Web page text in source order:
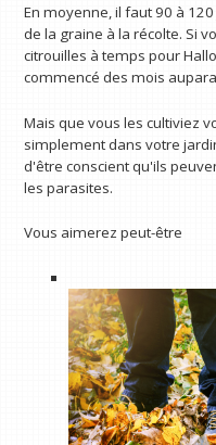
En moyenne, il faut 90 à
de la graine à la récolte. Si
citrouilles à temps pour
commencé des mois
Mais que vous les cultiviez
simplement dans votre
d'être conscient qu'ils
les parasites.
Vous aimerez peut-être